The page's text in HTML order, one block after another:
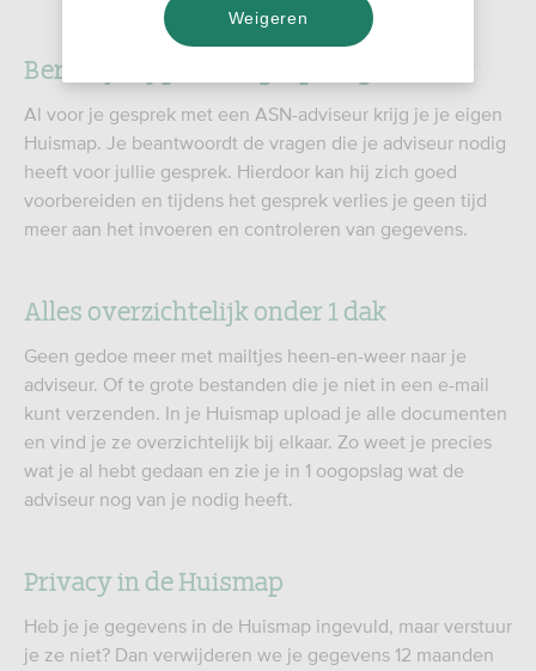
Bereid je hypotheekgesprek goed voor
Al voor je gesprek met een ASN-adviseur krijg je je eigen
Huismap. Je beantwoordt de vragen die je adviseur nodig
heeft voor jullie gesprek. Hierdoor kan hij zich goed
voorbereiden en tijdens het gesprek verlies je geen tijd
meer aan het invoeren en controleren van gegevens.
Alles overzichtelijk onder 1 dak
Geen gedoe meer met mailtjes heen-en-weer naar je
adviseur. Of te grote bestanden die je niet in een e-mail
kunt verzenden. In je Huismap upload je alle documenten
en vind je ze overzichtelijk bij elkaar. Zo weet je precies
wat je al hebt gedaan en zie je in 1 oogopslag wat de
adviseur nog van je nodig heeft.
Privacy in de Huismap
Heb je je gegevens in de Huismap ingevuld, maar verstuur
je ze niet? Dan verwijderen we je gegevens 12 maanden
Weigeren